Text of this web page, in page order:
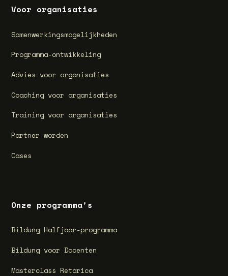
Voor organisaties
Samenwerkingsmogelijkheden
Programma-ontwikkeling
Advies voor organisaties
Coaching voor organisaties
Training voor organisaties
Partner worden
Cases
Onze programma's
Bildung Halfjaar-programma
Bildung voor Docenten
Masterclass Retorica